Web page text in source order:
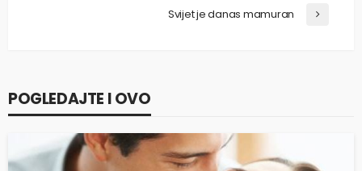
Svijet je danas mamuran
POGLEDAJTE I OVO